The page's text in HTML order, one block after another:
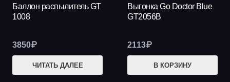
Баллон распылитель GT
1008
3850₽
ЧИТАТЬ ДАЛЕЕ
Выгонка Go Doctor Blue
GT2056B
2113₽
В КОРЗИНУ